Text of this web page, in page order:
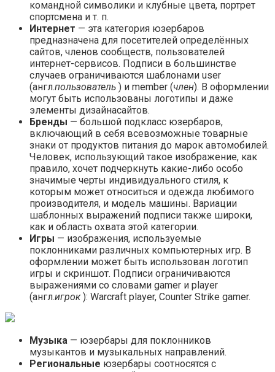
командной символики и клубные цвета, портрет
спортсмена и т. п.
Интернет — эта категория юзербаров
предназначена для посетителей определённых
сайтов, членов сообществ, пользователей
интернет-сервисов. Подписи в большинстве
случаев ограничиваются шаблонами user
(англ.пользователь ) и member (член). В оформлении
могут быть использованы логотипы и даже
элементы дизайнасайтов.
Бренды — большой подкласс юзербаров,
включающий в себя всевозможные товарные
знаки от продуктов питания до марок автомобилей.
Человек, использующий такое изображение, как
правило, хочет подчеркнуть какие-либо особо
значимые черты индивидуального стиля, к
которым может относиться и одежда любимого
производителя, и модель машины. Вариации
шаблонных выражений подписи также широки,
как и область охвата этой категории.
Игры — изображения, используемые
поклонниками различных компьютерных игр. В
оформлении может быть использован логотип
игры и скриншот. Подписи ограничиваются
выражениями со словами gamer и player
(англ.игрок): Warcraft player, Counter Strike gamer.
Музыка — юзербары для поклонников
музыкантов и музыкальных направлений.
Региональные юзербары соотносятся с